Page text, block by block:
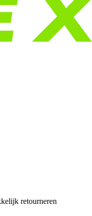
retourneren